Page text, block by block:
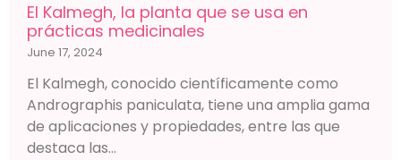
El Kalmegh, la planta que se usa en
prácticas medicinales
June 17, 2024
El Kalmegh, conocido científicamente como
Andrographis paniculata, tiene una amplia gama
de aplicaciones y propiedades, entre las que
destaca las...